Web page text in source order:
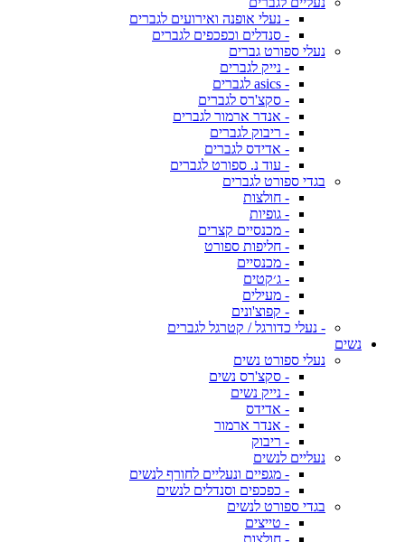
- נעלי אופנה ואירועים לגברים
- סנדלים וכפכפים לגברים
נעלי ספורט גברים
- נייק לגברים
- asics לגברים
- סקצ'רס לגברים
- אנדר ארמור לגברים
- ריבוק לגברים
- אדידס לגברים
- עוד נ. ספורט לגברים
בגדי ספורט לגברים
- חולצות
- גופיות
- מכנסיים קצרים
- חליפות ספורט
- מכנסיים
- ג׳קטים
- מעילים
- קפוצ'ונים
- נעלי כדורגל / קטרגל לגברים
נשים
נעלי ספורט נשים
- סקצ'רס נשים
- נייק נשים
- אדידס
- אנדר ארמור
- ריבוק
נעליים לנשים
- מגפיים ונעליים לחורף לנשים
- כפכפים וסנדלים לנשים
בגדי ספורט לנשים
- טייצים
- חולצות